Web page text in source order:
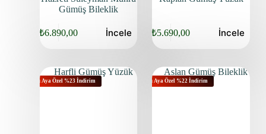
Gümüş Bileklik
₺6.890,00 İncele ₺5.690,00 İncele
Bu Aya Özel %23 İndirim Bu Aya Özel %22 İndirim